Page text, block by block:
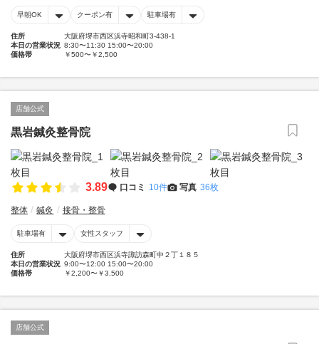
早朝OK クーポン有 駐車場有
住所
大阪府堺市西区浜寺昭和町3-438-1
本日の営業状況 8:30〜11:30 15:00〜20:00
価格帯
￥500〜￥2,500
店舗公式
黒岩鍼灸整骨院
3.89 口コミ 10件 写真 36枚
整体 鍼灸 接骨・整骨
駐車場有 女性スタッフ
住所
大阪府堺市西区浜寺諏訪森町中２丁１８５
本日の営業状況 9:00〜12:00 15:00〜20:00
価格帯
￥2,200〜￥3,500
店舗公式